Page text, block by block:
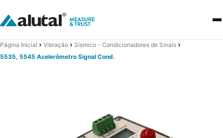
Página Inicial Vibração
Sísmico - Condicionadores de Sinais
5535, 5545 Acelerômetro Signal Cond.